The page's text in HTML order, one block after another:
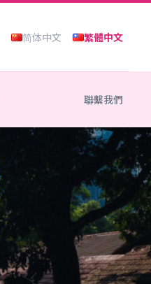
简体中文 繁體中文
聯繫我們